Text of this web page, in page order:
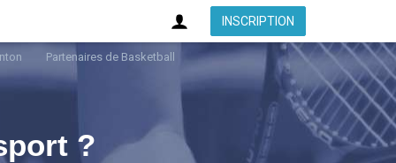
INSCRIPTION
Partenaires de Basketball
?